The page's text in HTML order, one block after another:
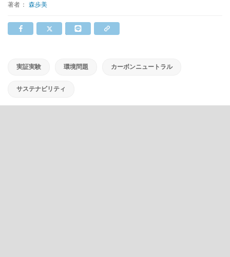
著者： 森歩美
実証実験 環境問題 カーボンニュートラル
サステナビリティ